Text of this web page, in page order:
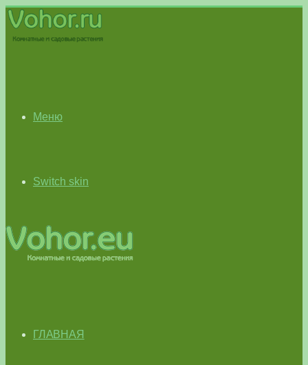
Меню
Switch skin
ГЛАВНАЯ